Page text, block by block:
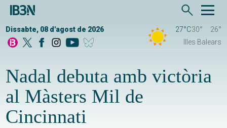
Dissabte, 08 d'agost de 2026 27°C30°
26°
Illes Balears
Nadal debuta amb victòria
al Màsters Mil de
Cincinnati